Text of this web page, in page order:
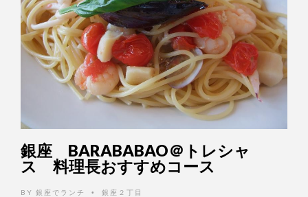
銀座 BARABABAO＠トレシャ
ス 料理長おすすめコース
BY 銀座でランチ • 銀座２丁目